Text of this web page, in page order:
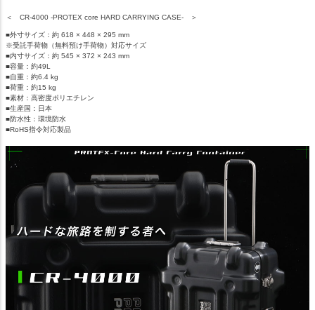
＜ CR-4000 -PROTEX core HARD CARRYING CASE- ＞
■外寸サイズ：約 618 × 448 × 295 mm
※受託手荷物（無料預け手荷物）対応サイズ
■内寸サイズ：約 545 × 372 × 243 mm
■容量：約49L
■自重：約6.4 kg
■荷重：約15 kg
■素材：高密度ポリエチレン
■生産国：日本
■防水性：環境防水
■RoHS指令対応製品